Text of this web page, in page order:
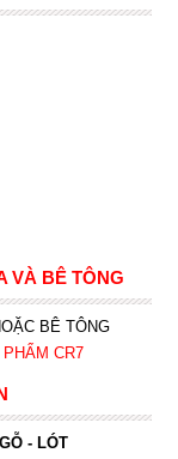
VÀ BÊ TÔNG
BÊ TÔNG
CR7
- LÓT